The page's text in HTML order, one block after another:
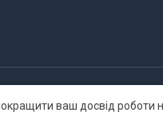
ваш досвід роботи